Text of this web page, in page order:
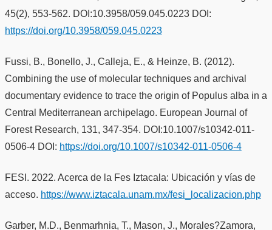
45(2), 553-562. DOI:10.3958/059.045.0223 DOI:
https://doi.org/10.3958/059.045.0223
Fussi, B., Bonello, J., Calleja, E., & Heinze, B. (2012).
Combining the use of molecular techniques and archival
documentary evidence to trace the origin of Populus alba in a
Central Mediterranean archipelago. European Journal of
Forest Research, 131, 347-354. DOI:10.1007/s10342-011-
0506-4 DOI: https://doi.org/10.1007/s10342-011-0506-4
FESI. 2022. Acerca de la Fes Iztacala: Ubicación y vías de
acceso. https://www.iztacala.unam.mx/fesi_localizacion.php
Garber, M.D., Benmarhnia, T., Mason, J., Morales?Zamora,